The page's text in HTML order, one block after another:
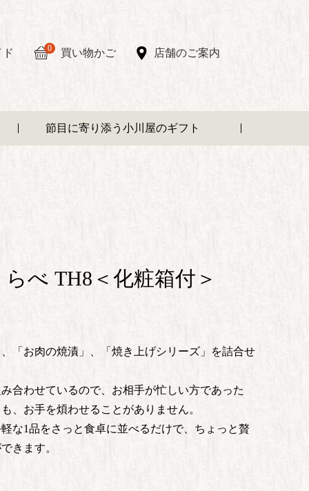
0 買い物かご 店舗のご案内
節目に寄り添う小川屋のギフト
べ TH8＜化粧箱付＞
「お肉の焼漬」、「焼き上げシリーズ」を詰合せ
合わせているので、お相手が忙しい方であった
、お手を煩わせることがありません。
な1品をさっと食卓に並べるだけで、ちょっと贅
きます。